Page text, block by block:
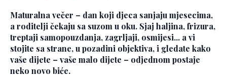
Maturalna večer – dan koji djeca sanjaju mjesecima,
a roditelji čekaju sa suzom u oku. Sjaj haljina, frizura,
treptaji samopouzdanja, zagrljaji, osmijesi... a vi
stojite sa strane, u pozadini objektiva, i gledate kako
vaše dijete – vaše malo dijete – odjednom postaje
neko novo biće.